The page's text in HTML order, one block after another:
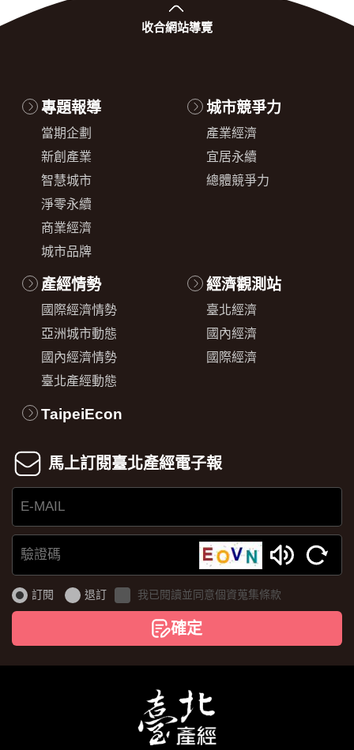
收合網站導覽
專題報導
當期企劃
新創產業
智慧城市
淨零永續
商業經濟
城市品牌
城市競爭力
產業經濟
宜居永續
總體競爭力
產經情勢
國際經濟情勢
亞洲城市動態
國內經濟情勢
臺北產經動態
經濟觀測站
臺北經濟
國內經濟
國際經濟
TaipeiEcon
馬上訂閱臺北產經電子報
E-
MAIL
證
碼
訂閱 退訂 我已閱讀並同意個資蒐集條款
確定